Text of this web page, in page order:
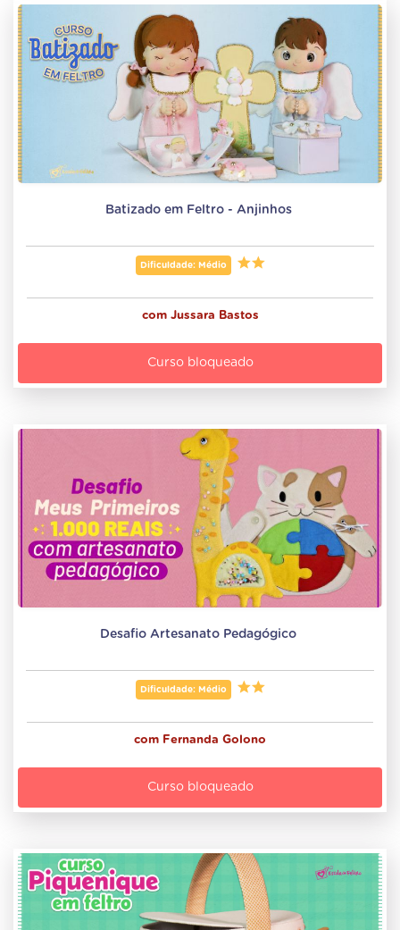
Batizado em Feltro - Anjinhos
Dificuldade: Médio
com Jussara Bastos
Curso bloqueado
Desafio Artesanato Pedagógico
Dificuldade: Médio
com Fernanda Golono
Curso bloqueado